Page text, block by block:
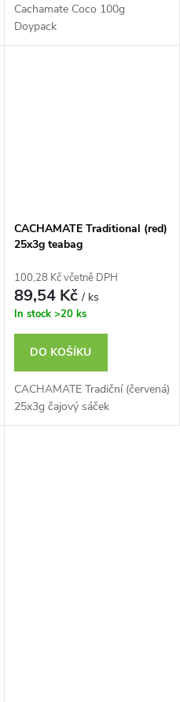
Cachamate Coco 100g
Doypack
CACHAMATE Traditional (red)
25x3g teabag
100,28 Kč včetně DPH
89,54 Kč/ ks
In stock >20 ks
DO KOŠÍKU
CACHAMATE Tradiční (červená)
25x3g čajový sáček